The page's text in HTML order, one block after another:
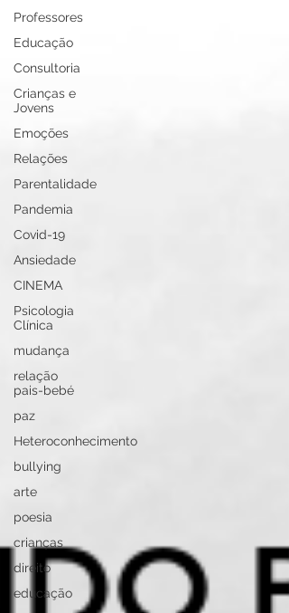
Professores
Educação
Consultoria
Crianças e
Jovens
Emoções
Relações
Parentalidade
Pandemia
Covid-19
Ansiedade
CINEMA
Psicologia
Clínica
mudança
relação
pais-bebé
paz
Heteroconhecimento
bullying
arte
poesia
crianças
direito
educação